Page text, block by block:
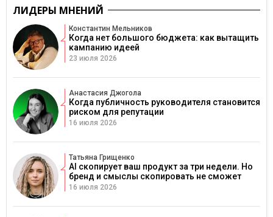
ЛИДЕРЫ МНЕНИЙ
Константин Мельников
Когда нет большого бюджета: как вытащить
кампанию идеей
23 июля 2026
Анастасия Джогола
Когда публичность руководителя становится
риском для репутации
16 июля 2026
Татьяна Грищенко
AI скопирует ваш продукт за три недели. Но
бренд и смыслы скопировать не сможет
16 июля 2026